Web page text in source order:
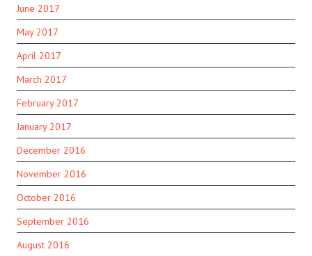
June 2017
May 2017
April 2017
March 2017
February 2017
January 2017
December 2016
November 2016
October 2016
September 2016
August 2016